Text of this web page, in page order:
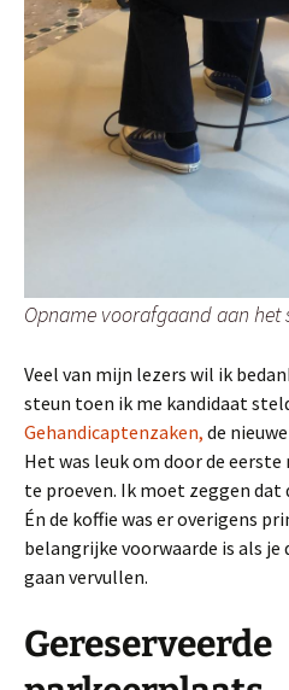
Opname voorafgaand aan het
Veel van mijn lezers wil ik
steun toen ik me kandidaat
Gehandicaptenzaken, de
Het was leuk om door de
te proeven. Ik moet zeggen
Én de koffie was er overigens
belangrijke voorwaarde is als
gaan vervullen.
Gereserveerde